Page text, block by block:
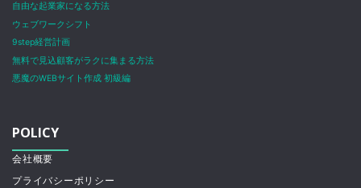
自由な起業家になる方法
ウェブワークシフト
9step経営計画
無料で見込顧客がラクに集まる方法
悪魔のWEBサイト作成 初級編
POLICY
会社概要
プライバシーポリシー